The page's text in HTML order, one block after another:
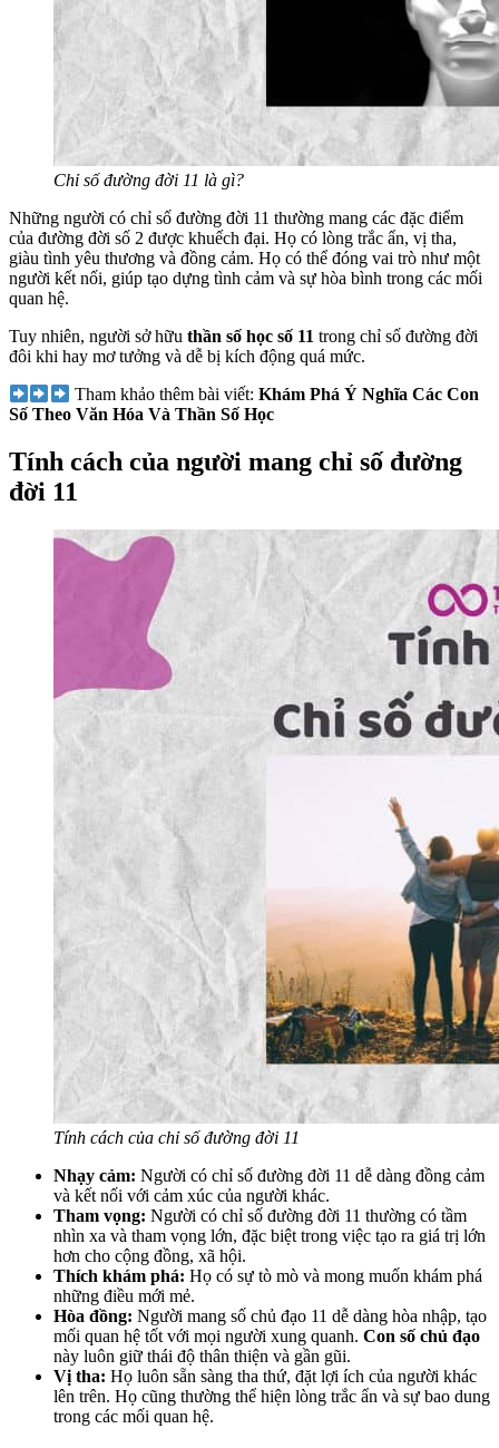
Chỉ số đường đời 11 là gì?
Những người có chỉ số đường đời 11 thường mang các đặc điểm
của đường đời số 2 được khuếch đại. Họ có lòng trắc ẩn, vị tha,
giàu tình yêu thương và đồng cảm. Họ có thể đóng vai trò như một
người kết nối, giúp tạo dựng tình cảm và sự hòa bình trong các mối
quan hệ.
Tuy nhiên, người sở hữu thần số học số 11 trong chỉ số đường đời
đôi khi hay mơ tưởng và dễ bị kích động quá mức.
Tham khảo thêm bài viết: Khám Phá Ý Nghĩa Các Con
Số Theo Văn Hóa Và Thần Số Học
Tính cách của người mang chỉ số đường
đời 11
Tính cách của chỉ số đường đời 11
Nhạy cảm: Người có chỉ số đường đời 11 dễ dàng đồng cảm
và kết nối với cảm xúc của người khác.
Tham vọng: Người có chỉ số đường đời 11 thường có tầm
nhìn xa và tham vọng lớn, đặc biệt trong việc tạo ra giá trị lớn
hơn cho cộng đồng, xã hội.
Thích khám phá: Họ có sự tò mò và mong muốn khám phá
những điều mới mẻ.
Hòa đồng: Người mang số chủ đạo 11 dễ dàng hòa nhập, tạo
mối quan hệ tốt với mọi người xung quanh. Con số chủ đạo
này luôn giữ thái độ thân thiện và gần gũi.
Vị tha: Họ luôn sẵn sàng tha thứ, đặt lợi ích của người khác
lên trên. Họ cũng thường thể hiện lòng trắc ẩn và sự bao dung
trong các mối quan hệ.